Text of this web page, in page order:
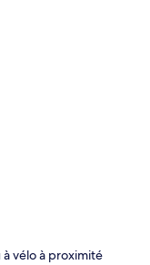
vélo à proximité